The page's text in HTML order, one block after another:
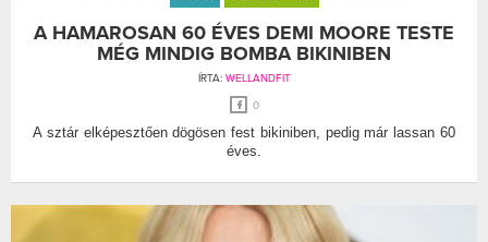
A HAMAROSAN 60 ÉVES DEMI MOORE TESTE
MÉG MINDIG BOMBA BIKINIBEN
ÍRTA: WELLANDFIT
0
A sztár elképesztően dögösen fest bikiniben, pedig már lassan 60
éves.